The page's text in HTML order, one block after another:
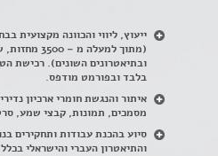
ייעוץ, ליווי והכוונה מקצועית
(מתוך למעלה
ובתיאטרונים השונים). רכישת
בלבד ובפורמט מודפס.
איתור והנגשת חומרי ארכיון
מסמכים, תמונות, קבצי שמע,
סיוע בהכנת עבודות ותחקירים
והתיאטרון העברי והישראלי בכלל